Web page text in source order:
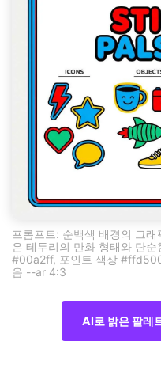
프롬프트: 순백색 배경의 그
은 테두리의 만화 형태와 단
#00a2ff, 포인트 색상
음 --ar 4:3
AI로 밝은 팔레